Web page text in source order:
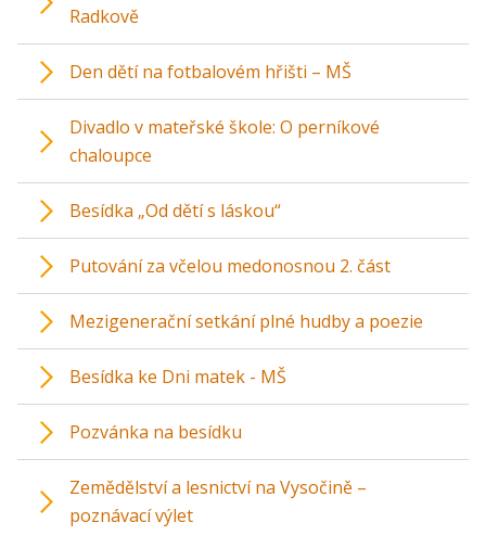
Radkově
Den dětí na fotbalovém hřišti – MŠ
Divadlo v mateřské škole: O perníkové
chaloupce
Besídka „Od dětí s láskou“
Putování za včelou medonosnou 2. část
Mezigenerační setkání plné hudby a poezie
Besídka ke Dni matek - MŠ
Pozvánka na besídku
Zemědělství a lesnictví na Vysočině –
poznávací výlet